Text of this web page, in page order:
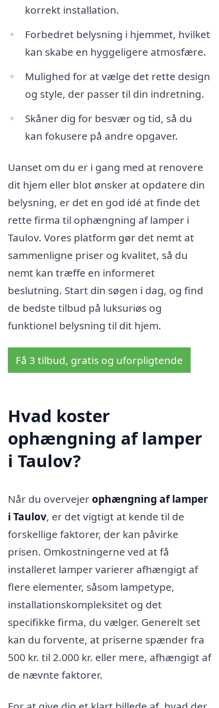
korrekt installation.
Forbedret belysning i hjemmet, hvilket
kan skabe en hyggeligere atmosfære.
Mulighed for at vælge det rette design
og style, der passer til din indretning.
Skåner dig for besvær og tid, så du
kan fokusere på andre opgaver.
Uanset om du er i gang med at renovere
dit hjem eller blot ønsker at opdatere din
belysning, er det en god idé at finde det
rette firma til ophængning af lamper i
Taulov. Vores platform gør det nemt at
sammenligne priser og kvalitet, så du
nemt kan træffe en informeret
beslutning. Start din søgen i dag, og find
de bedste tilbud på luksuriøs og
funktionel belysning til dit hjem.
Få 3 tilbud, gratis og uforpligtende
Hvad koster
ophængning af lamper
i Taulov?
Når du overvejer ophængning af lamper
i Taulov, er det vigtigt at kende til de
forskellige faktorer, der kan påvirke
prisen. Omkostningerne ved at få
installeret lamper varierer afhængigt af
flere elementer, såsom lampetype,
installationskompleksitet og det
specifikke firma, du vælger. Generelt set
kan du forvente, at priserne spænder fra
500 kr. til 2.000 kr. eller mere, afhængigt af
de nævnte faktorer.